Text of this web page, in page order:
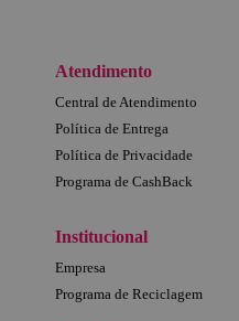
Atendimento
Central de Atendimento
Política de Entrega
Política de Privacidade
Programa de CashBack
Institucional
Empresa
Programa de Reciclagem